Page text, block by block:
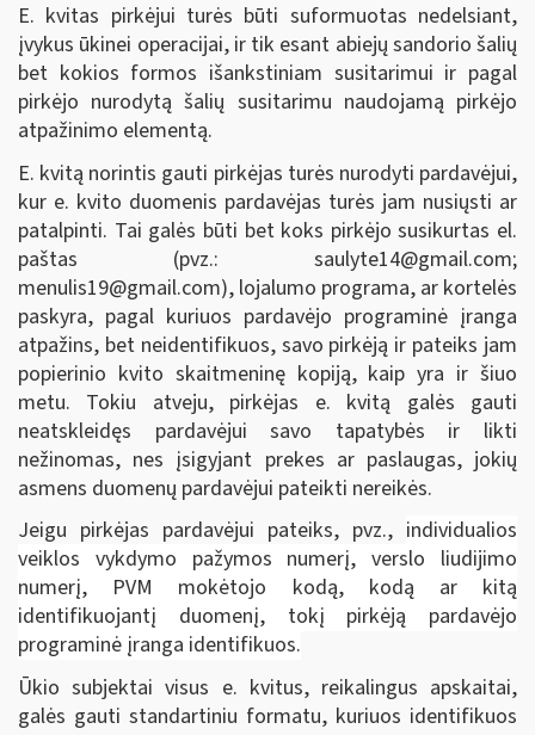
E. kvitas pirkėjui turės būti suformuotas nedelsiant,
įvykus ūkinei operacijai, ir tik esant abiejų sandorio šalių
bet kokios formos išankstiniam susitarimui ir pagal
pirkėjo nurodytą šalių susitarimu naudojamą pirkėjo
atpažinimo elementą.
E. kvitą norintis gauti pirkėjas turės nurodyti pardavėjui,
kur e. kvito duomenis pardavėjas turės jam nusiųsti ar
patalpinti. Tai galės būti bet koks pirkėjo susikurtas el.
paštas (pvz.: saulyte14@gmail.com;
menulis19@gmail.com), lojalumo programa, ar kortelės
paskyra, pagal kuriuos pardavėjo programinė įranga
atpažins, bet neidentifikuos, savo pirkėją ir pateiks jam
popierinio kvito skaitmeninę kopiją, kaip yra ir šiuo
metu. Tokiu atveju, pirkėjas e. kvitą galės gauti
neatskleidęs pardavėjui savo tapatybės ir likti
nežinomas, nes įsigyjant prekes ar paslaugas, jokių
asmens duomenų pardavėjui pateikti nereikės.
Jeigu pirkėjas pardavėjui pateiks, pvz., individualios
veiklos vykdymo pažymos numerį, verslo liudijimo
numerį, PVM mokėtojo kodą, kodą ar kitą
identifikuojantį duomenį, tokį pirkėją pardavėjo
programinė įranga identifikuos.
Ūkio subjektai visus e. kvitus, reikalingus apskaitai,
galės gauti standartiniu formatu, kuriuos identifikuos